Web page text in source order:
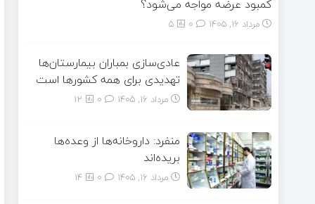
کمبود عرضه مواجه می‌شود؟
مرداد ۱۶, ۱۴۰۵ 5
عادی‌سازی بمباران بیمارستان‌ها
تهدیدی برای همه کشورها است
مرداد ۱۶, ۱۴۰۵ 12
منفرد: داروخانه‌ها از وعده‌ها
بریده‌اند
مرداد ۱۶, ۱۴۰۵ 14